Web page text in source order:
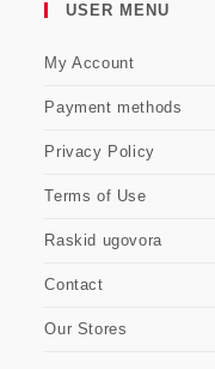
USER MENU
My Account
Payment methods
Privacy Policy
Terms of Use
Raskid ugovora
Contact
Our Stores